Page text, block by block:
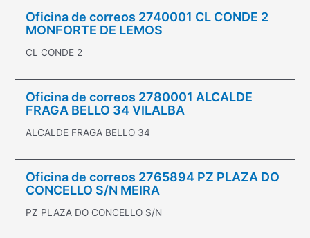
Oficina de correos 2740001 CL CONDE 2
MONFORTE DE LEMOS
CL CONDE 2
Oficina de correos 2780001 ALCALDE
FRAGA BELLO 34 VILALBA
ALCALDE FRAGA BELLO 34
Oficina de correos 2765894 PZ PLAZA DO
CONCELLO S/N MEIRA
PZ PLAZA DO CONCELLO S/N